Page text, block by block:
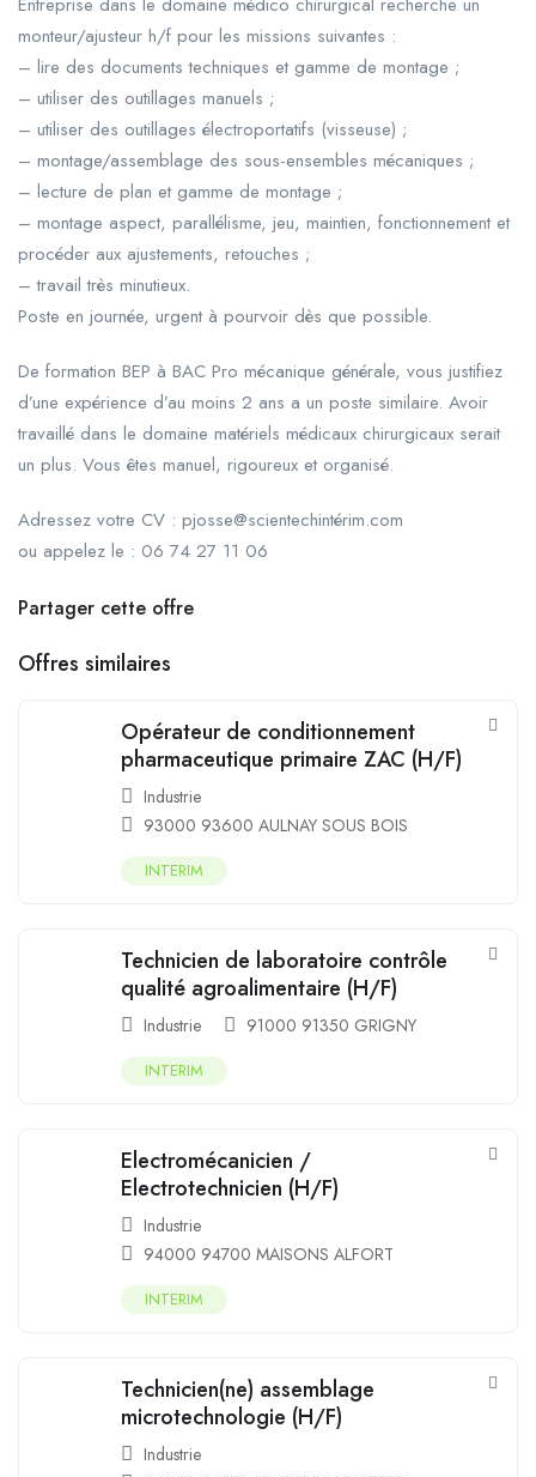
monteur/ajusteur h/f pour les missions suivantes :
– lire des documents techniques et gamme de montage ;
– utiliser des outillages manuels ;
– utiliser des outillages électroportatifs (visseuse) ;
– montage/assemblage des sous-ensembles mécaniques ;
– lecture de plan et gamme de montage ;
– montage aspect, parallélisme, jeu, maintien, fonctionnement et
procéder aux ajustements, retouches ;
– travail très minutieux.
Poste en journée, urgent à pourvoir dès que possible.
De formation BEP à BAC Pro mécanique générale, vous justifiez
d’une expérience d’au moins 2 ans a un poste similaire. Avoir
travaillé dans le domaine matériels médicaux chirurgicaux serait
un plus. Vous êtes manuel, rigoureux et organisé.
Adressez votre CV : pjosse@scientechintérim.com
ou appelez le : 06 74 27 11 06
Partager cette offre
Offres similaires
Opérateur de conditionnement
pharmaceutique primaire ZAC (H/F)
Industrie
93000 93600 AULNAY SOUS BOIS
INTERIM
Technicien de laboratoire contrôle
qualité agroalimentaire (H/F)
Industrie 91000 91350 GRIGNY
INTERIM
Electromécanicien /
Electrotechnicien (H/F)
Industrie
94000 94700 MAISONS ALFORT
INTERIM
Technicien(ne) assemblage
microtechnologie (H/F)
Industrie